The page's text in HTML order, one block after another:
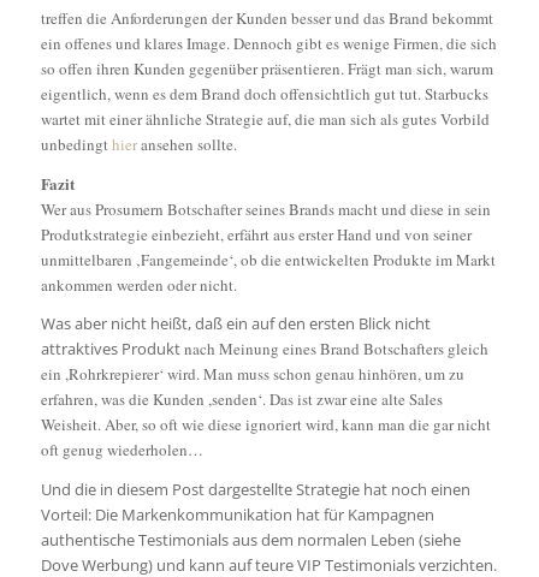
treffen die Anforderungen der Kunden besser und das Brand bekommt
ein offenes und klares Image. Dennoch gibt es wenige Firmen, die sich
so offen ihren Kunden gegenüberpräsentieren. Frägt man sich, warum
eigentlich, wenn es dem Brand doch offensichtlich gut tut. Starbucks
wartet mit einer ähnliche Strategie auf, die man sich als gutes Vorbild
unbedingthieransehen sollte.
Fazit
Wer aus Prosumern Botschafter seines Brands macht und diese in sein
Produtkstrategie einbezieht, erfährt aus erster Hand und von seiner
unmittelbaren ‚Fangemeinde‘, ob die entwickelten Produkte im Markt
ankommen werden oder nicht.
Was aber nicht heißt, daß ein auf den ersten Blick nicht
attraktives Produktnach Meinung eines Brand Botschafters gleich
ein ,Rohrkrepierer‘ wird. Man muss schon genau hinhören, um zu
erfahren, was die Kunden ,senden‘. Das ist zwar eine alte Sales
Weisheit. Aber, so oft wie diese ignoriert wird, kann man die gar nicht
oft genug wiederholen…
Und die in diesem Post dargestellte Strategie hat noch einen
Vorteil: Die Markenkommunikation hat für Kampagnen
authentische Testimonials aus dem normalen Leben (siehe
Dove Werbung) und kann auf teure VIP Testimonials verzichten.